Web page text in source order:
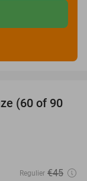
40%
(60 of 90
Regulier €45